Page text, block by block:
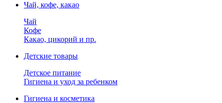
Чай, кофе, какао
Чай
Кофе
Какао, цикорий и пр.
Детские товары
Детское питание
Гигиена и уход за ребенком
Гигиена и косметика